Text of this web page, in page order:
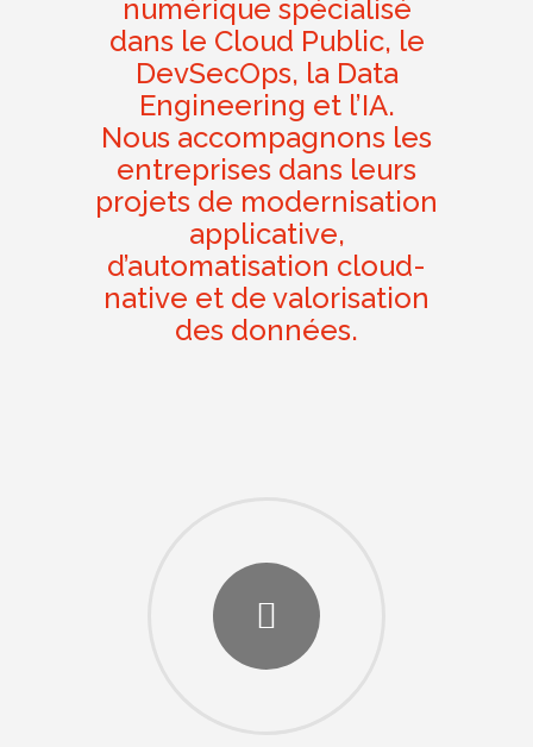
numérique spécialisé
dans le Cloud Public, le
DevSecOps, la Data
Engineering et l’IA.
Nous accompagnons les
entreprises dans leurs
projets de modernisation
applicative,
d’automatisation cloud-
native et de valorisation
des données.